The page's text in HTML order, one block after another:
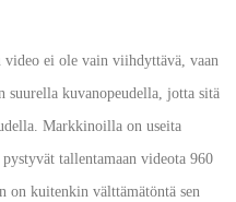
video ei ole vain viihdyttävä, vaan
suurella kuvanopeudella, jotta sitä
Markkinoilla on useita
tallentamaan videota 960
on kuitenkin välttämätöntä sen